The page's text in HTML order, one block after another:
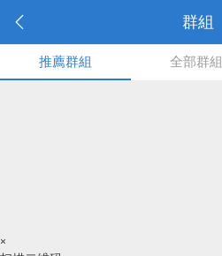
群組
推薦群組 全部群組
×